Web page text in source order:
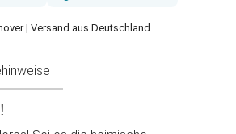
| Versand aus Deutschland